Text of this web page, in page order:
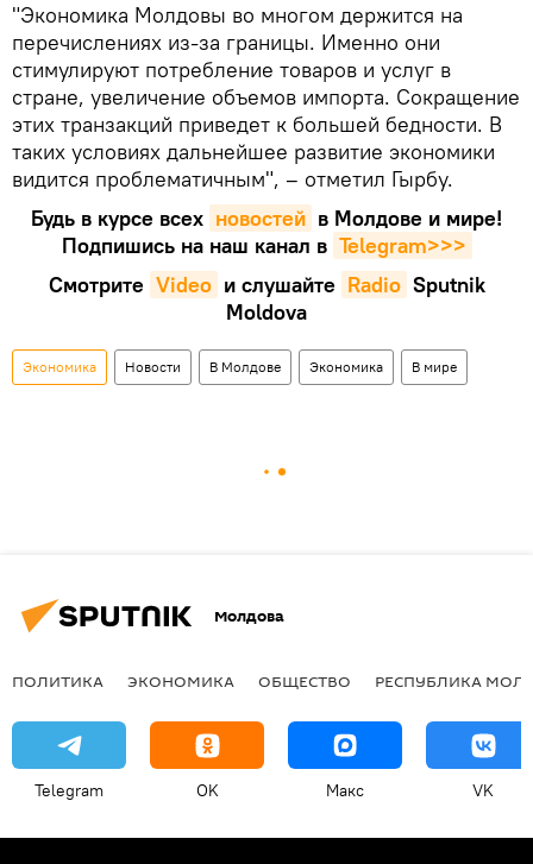
"Экономика Молдовы во многом держится на
перечислениях из-за границы. Именно они
стимулируют потребление товаров и услуг в
стране, увеличение объемов импорта. Сокращение
этих транзакций приведет к большей бедности. В
таких условиях дальнейшее развитие экономики
видится проблематичным", – отметил Гырбу.
Будь в курсе всех новостей в Молдове и мире!
Подпишись на наш канал в Telegram>>>
Смотрите Video и слушайте Radio Sputnik
Moldova
Экономика Новости В Молдове Экономика В мире
Молдова
ПОЛИТИКА ЭКОНОМИКА ОБЩЕСТВО РЕСПУБЛИКА
Telegram OK Макс VK